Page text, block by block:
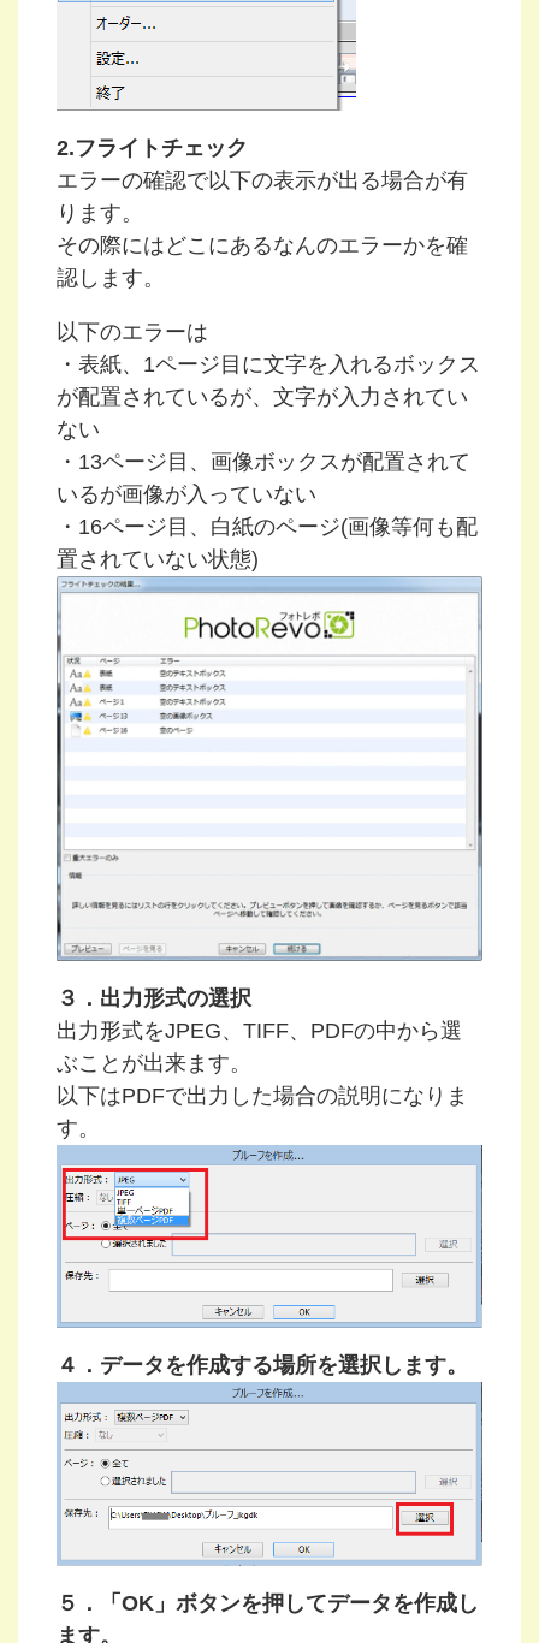
2.フライトチェック
エラーの確認で以下の表示が出る場合が有
ります。
その際にはどこにあるなんのエラーかを確
認します。
以下のエラーは
・表紙、1ページ目に文字を入れるボックス
が配置されているが、文字が入力されてい
ない
・13ページ目、画像ボックスが配置されて
いるが画像が入っていない
・16ページ目、白紙のページ(画像等何も配
置されていない状態)
３．出力形式の選択
出力形式をJPEG、TIFF、PDFの中から選
ぶことが出来ます。
以下はPDFで出力した場合の説明になりま
す。
４．データを作成する場所を選択します。
５．「OK」ボタンを押してデータを作成し
ます。